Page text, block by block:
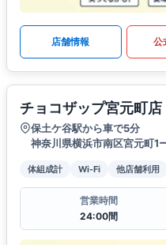
店舗情報 公
チョコザップ宮元町店
保土ケ谷駅から車で5分
神奈川県横浜市南区宮元町1
体組成計 Wi-Fi 他店舗利用
営業時間
24:00間